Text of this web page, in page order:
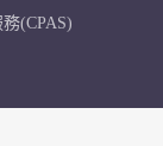
(CPAS)